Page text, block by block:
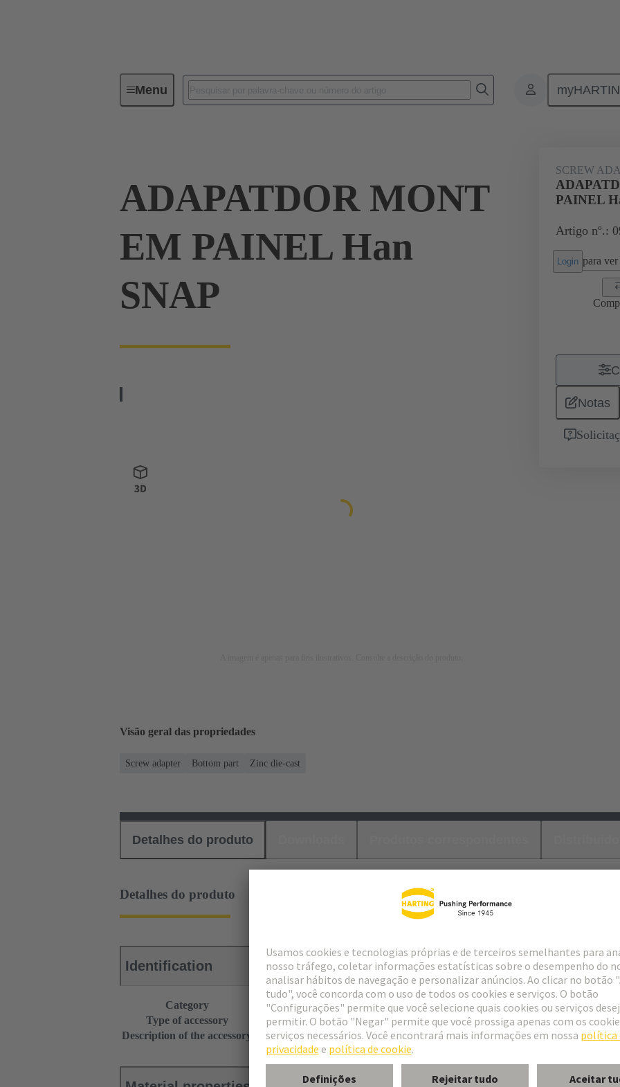
MenuIndustrial connectors / Han® Accessories Shielding frame
ADAPATDOR MONT
EM PAINEL Han
SNAP
SCREW
PAINEL
Artigo nº.:
Login para
Notas
Visão geral das propriedades
Screw adapter Bottom part Zinc die-cast
Detalhes do produto
Detalhes do produto
Identification
Category
Accessories
Type of accessory
Screw adapter
Description of the accessory
Bottom part